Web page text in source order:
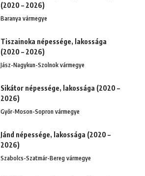
(2020 – 2026)
Baranya vármegye
Tiszainoka népessége, lakossága
(2020 – 2026)
Jász-Nagykun-Szolnok vármegye
Sikátor népessége, lakossága (2020 –
2026)
Győr-Moson-Sopron vármegye
Jánd népessége, lakossága (2020 –
2026)
Szabolcs-Szatmár-Bereg vármegye